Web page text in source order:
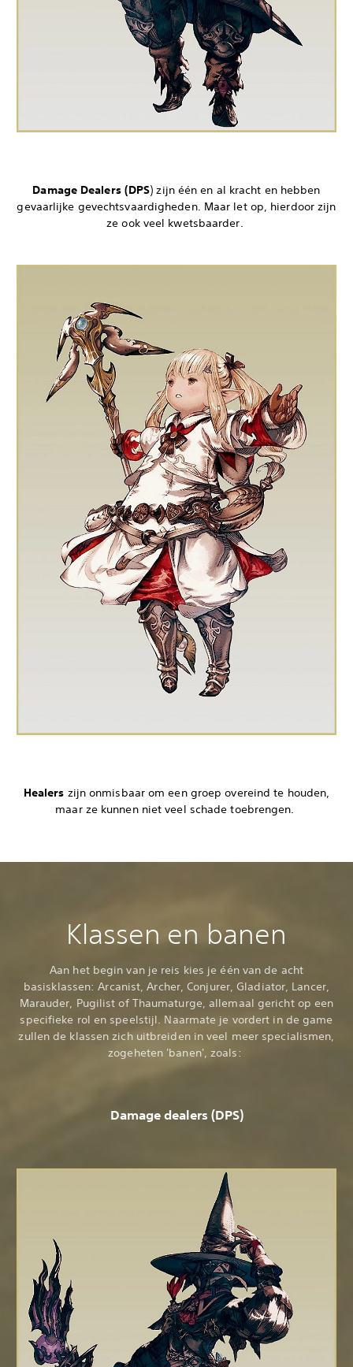
Damage Dealers (DPS) zijn één en al kracht en hebben
gevaarlijke gevechtsvaardigheden. Maar let op, hierdoor zijn
ze ook veel kwetsbaarder.
Healers zijn onmisbaar om een groep overeind te houden,
maar ze kunnen niet veel schade toebrengen.
Klassen en banen
Aan het begin van je reis kies je één van de acht
basisklassen: Arcanist, Archer, Conjurer, Gladiator, Lancer,
Marauder, Pugilist of Thaumaturge, allemaal gericht op een
specifieke rol en speelstijl. Naarmate je vordert in de game
zullen de klassen zich uitbreiden in veel meer specialismen,
zogeheten 'banen', zoals:
Damage dealers (DPS)